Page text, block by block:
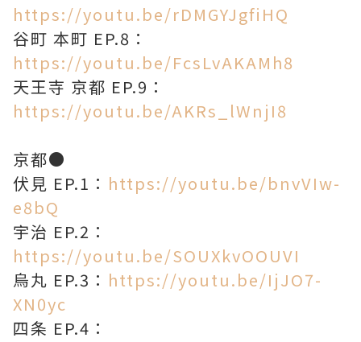
https://youtu.be/rDMGYJgfiHQ
谷町 本町 EP.8：
https://youtu.be/FcsLvAKAMh8
天王寺 京都 EP.9：
https://youtu.be/AKRs_lWnjI8
京都●
伏見 EP.1： https://youtu.be/bnvVIw-
e8bQ
宇治 EP.2：
https://youtu.be/SOUXkvOOUVI
烏丸 EP.3： https://youtu.be/IjJO7-
XN0yc
四条 EP.4：